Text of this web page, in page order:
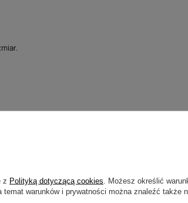
miejscu ( „C” na ilustracji). Nie zaciskaj
w kolanie. Pamiętaj aby dodać do pomiaru
z Polityką dotyczącą cookies . Możesz określić
warunków i prywatności można znaleźć także